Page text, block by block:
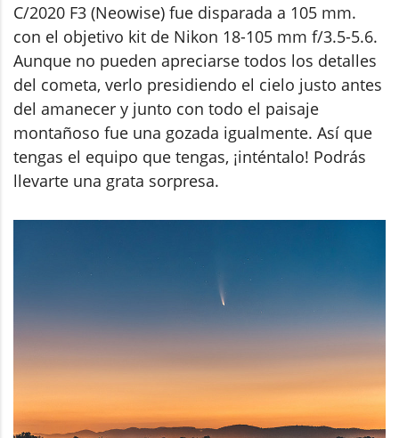
C/2020 F3 (Neowise) fue disparada a 105 mm.
con el objetivo kit de Nikon 18-105 mm f/3.5-5.6.
Aunque no pueden apreciarse todos los detalles
del cometa, verlo presidiendo el cielo justo antes
del amanecer y junto con todo el paisaje
montañoso fue una gozada igualmente. Así que
tengas el equipo que tengas, ¡inténtalo! Podrás
llevarte una grata sorpresa.